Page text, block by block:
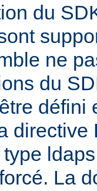
du
ne
du
défini
La